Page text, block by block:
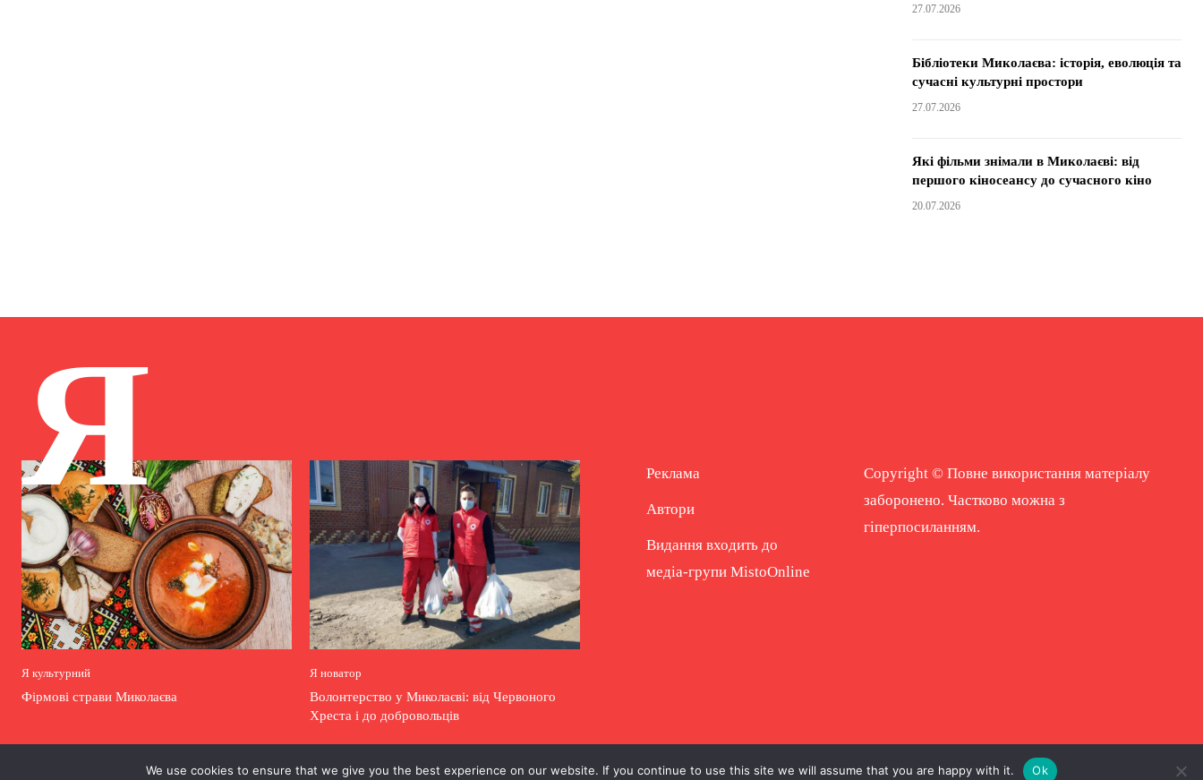
27.07.2026
Бібліотеки Миколаєва: історія, еволюція та
сучасні культурні простори
27.07.2026
Які фільми знімали в Миколаєві: від
першого кіносеансу до сучасного кіно
20.07.2026
Я
Я культурний
Фірмові страви Миколаєва
Я новатор
Волонтерство у Миколаєві: від Червоного
Хреста і до добровольців
Реклама
Автори
Видання входить до
медіа-групи MistoOnline
Copyright © Повне використання матеріалу
заборонено. Частково можна з
гіперпосиланням.
We use cookies to ensure that we give you the best experience on our website. If you continue to use this site we will assume that you are happy with it. Ok